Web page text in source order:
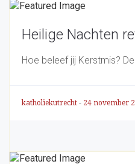
Heilige Nachten
Hoe beleef jij Kerstmis?
katholiekutrecht - 24 november